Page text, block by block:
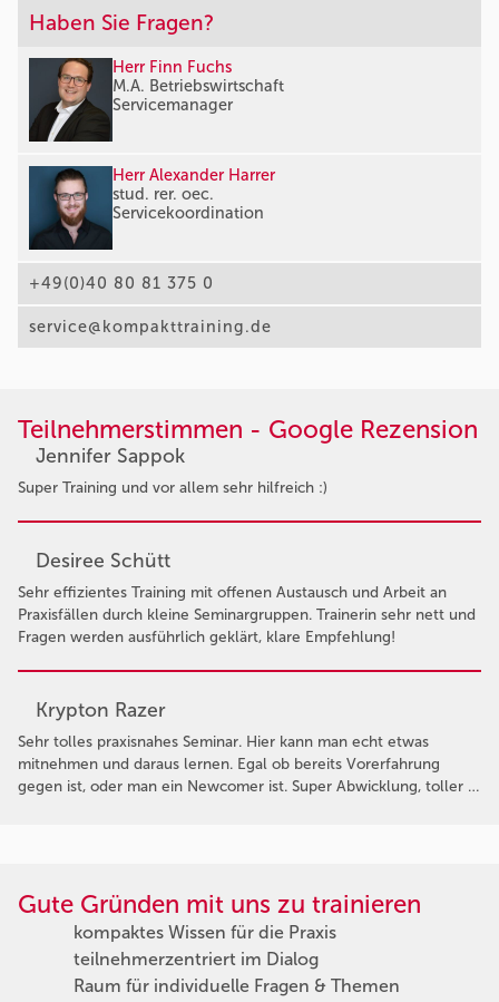
Haben Sie Fragen?
Herr Finn Fuchs
M.A. Betriebswirtschaft
Servicemanager
Herr Alexander Harrer
stud. rer. oec.
Servicekoordination
+49(0)40 80 81 375 0
service@kompakttraining.de
Teilnehmerstimmen - Google Rezension
Jennifer Sappok
Super Training und vor allem sehr hilfreich :)
Desiree Schütt
Sehr effizientes Training mit offenen Austausch und Arbeit an
Praxisfällen durch kleine Seminargruppen. Trainerin sehr nett und
Fragen werden ausführlich geklärt, klare Empfehlung!
Krypton Razer
Sehr tolles praxisnahes Seminar. Hier kann man echt etwas
mitnehmen und daraus lernen. Egal ob bereits Vorerfahrung
gegen ist, oder man ein Newcomer ist. Super Abwicklung, toller …
Gute Gründen mit uns zu trainieren
kompaktes Wissen für die Praxis
teilnehmerzentriert im Dialog
Raum für individuelle Fragen & Themen